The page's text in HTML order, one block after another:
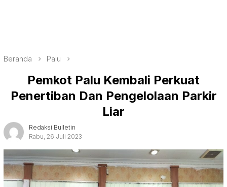
Beranda Palu
Pemkot Palu Kembali Perkuat
Penertiban Dan Pengelolaan Parkir
Liar
Redaksi Bulletin
Rabu, 26 Juli 2023